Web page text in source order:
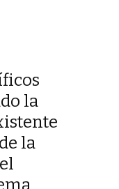
la
la